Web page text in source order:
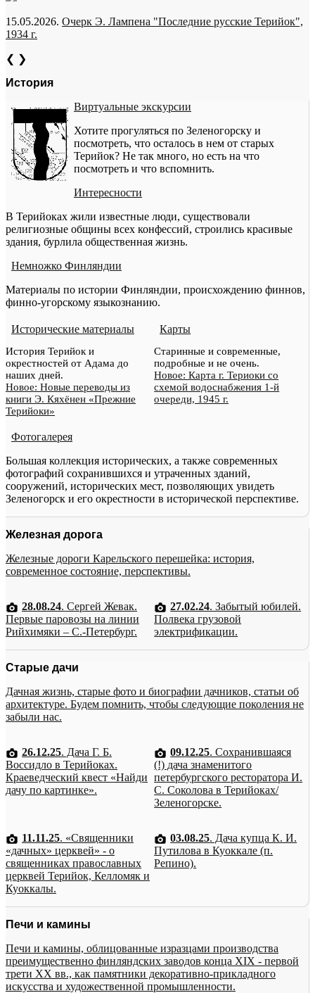
15.05.2026. Очерк Э. Лампена "Последние русские Терийок",
1934 г.
❮ ❯
История
Виртуальные экскурсии
Хотите прогуляться по Зеленогорску и
посмотреть, что осталось в нем от старых
Терийок? Не так много, но есть на что
посмотреть и что вспомнить.
Интересности
В Терийоках жили известные люди, существовали
религиозные общины всех конфессий, строились красивые
здания, бурлила общественная жизнь.
Немножко Финляндии
Материалы по истории Финляндии, происхождению финнов,
финно-угорскому языкознанию.
Исторические материалы
История Терийок и
окрестностей от Адама до
наших дней.
Новое: Новые переводы из
книги Э. Кяхёнен «Прежние
Терийоки»
Карты
Старинные и современные,
подробные и не очень.
Новое: Карта г. Териоки со
схемой водоснабжения 1-й
очереди, 1945 г.
Фотогалерея
Большая коллекция исторических, а также современных
фотографий сохранившихся и утраченных зданий,
сооружений, исторических мест, позволяющих увидеть
Зеленогорск и его окрестности в исторической перспективе.
Железная дорога
Железные дороги Карельского перешейка: история,
современное состояние, перспективы.
28.08.24. Сергей Жевак.
Первые паровозы на линии
Рийхимяки – С.-Петербург.
27.02.24. Забытый юбилей.
Полвека грузовой
электрификации.
Старые дачи
Дачная жизнь, старые фото и биографии дачников, статьи об
архитектуре. Будем помнить, чтобы следующие поколения не
забыли нас.
26.12.25. Дача Г. Б.
Воссидло в Терийоках.
Краеведческий квест «Найди
дачу по картинке».
09.12.25. Сохранившаяся
(!) дача знаменитого
петербургского ресторатора И.
С. Соколова в Терийоках/
Зеленогорске.
11.11.25. «Священники
«дачных» церквей» - о
священниках православных
церквей Терийок, Келломяк и
Куоккалы.
03.08.25. Дача купца К. И.
Путилова в Куоккале (п.
Репино).
Печи и камины
Печи и камины, облицованные изразцами производства
преимущественно финляндских заводов конца XIX - первой
трети XX вв., как памятники декоративно-прикладного
искусства и художественной промышленности.